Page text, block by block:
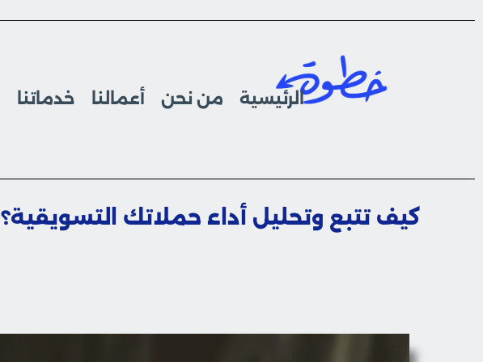
الرئيسية من نحن أعمالنا خدماتنا
كيف تتبع وتحليل أداء حملاتك التسويقية؟